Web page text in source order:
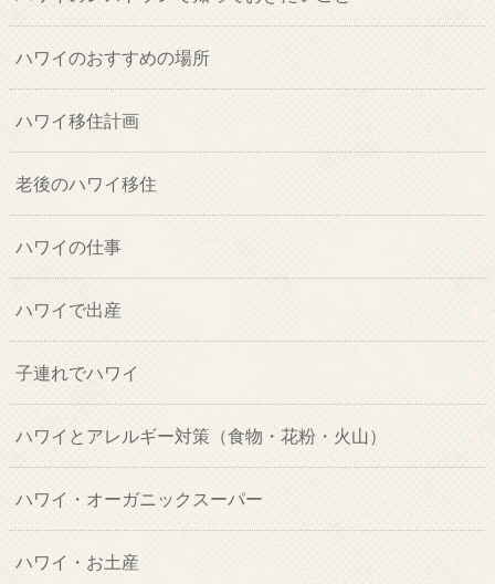
ハワイのおすすめの場所
ハワイ移住計画
老後のハワイ移住
ハワイの仕事
ハワイで出産
子連れでハワイ
ハワイとアレルギー対策（食物・花粉・火山）
ハワイ・オーガニックスーパー
ハワイ・お土産